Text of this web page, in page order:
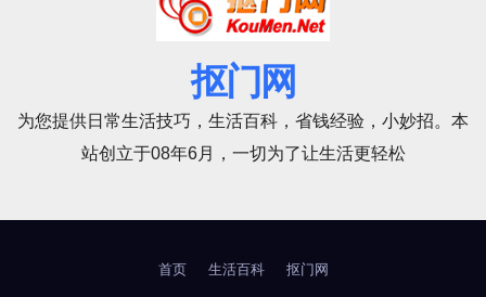
抠门网
为您提供日常生活技巧，生活百科，省钱经验，小妙招。本
站创立于08年6月，一切为了让生活更轻松
首页 生活百科 抠门网